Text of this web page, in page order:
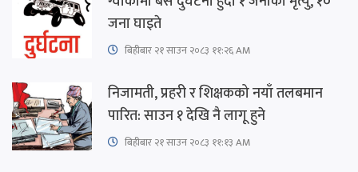
जना घाइते
बिहीबार २१ साउन २०८३ ११:२६ AM
निजामती, प्रहरी र शिक्षकको नयाँ तलबमान
पारित: साउन १ देखि नै लागू हुने
बिहीबार २१ साउन २०८३ ११:१३ AM